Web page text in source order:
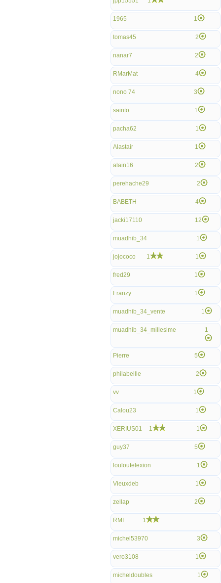
1965 1
tomas45 2
nanar7 2
RMarMat 4
nono 74 3
sainto 1
pacha62 1
Alastair 1
alain16 2
perehache29 2
BABETH 4
jacki17110 12
muadhib_34 1
jojococo 1 1
fred29 1
Franzy 1
muadhib_34_vente 1
muadhib_34_millesime 1
Pierre 5
philabeille 2
vv 1
Calou23 1
XERIUS01 1 1
guy37 5
louloutelexion 1
Vieuxdeb 1
zellap 2
RMI 1
michel53970 3
vero3108 1
micheldoubles 1